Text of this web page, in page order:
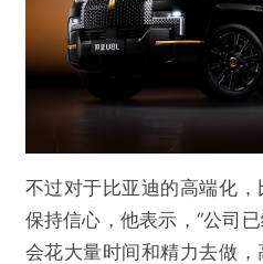
不过对于比亚迪的高端化
保持信心，他表示，“公司
会花大量时间和精力去做